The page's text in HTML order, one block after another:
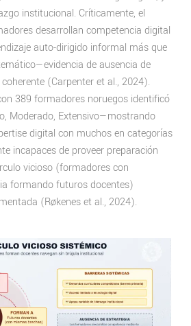
institucional. Críticamente, el
desarrollan competencia digital
auto-dirigido informal más que
de ausencia de
(Carpenter et al., 2024).
389 formadores noruegos identificó
Moderado, Extensivo—mostrando
digital con muchos en categorías
incapaces de proveer preparación
vicioso (formadores con
formando futuros docentes)
(Røkenes et al., 2024).